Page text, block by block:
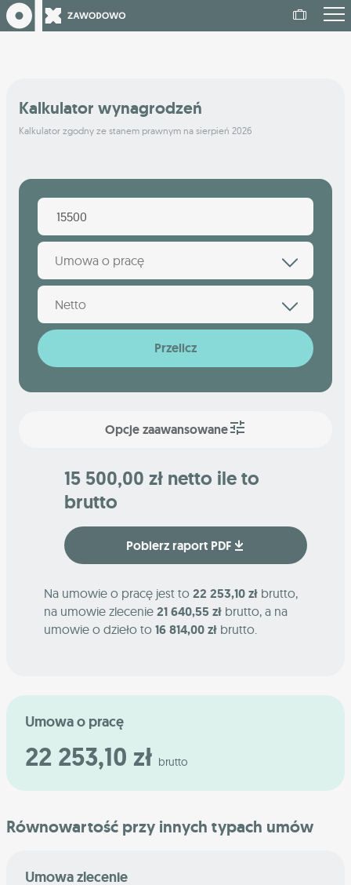
Kalkulator wynagrodzeń
Kalkulator zgodny ze stanem prawnym na sierpień 2026
Umowa o pracę
Netto
Przelicz
Opcje zaawansowane
15 500,00 zł netto ile to
brutto
Pobierz raport PDF
Na umowie o pracę jest to 22 253,10 zł brutto,
na umowie zlecenie 21 640,55 zł brutto, a na
umowie o dzieło to 16 814,00 zł brutto.
Umowa o pracę
22 253,10 zł brutto
Równowartość przy innych typach umów
Umowa zlecenie